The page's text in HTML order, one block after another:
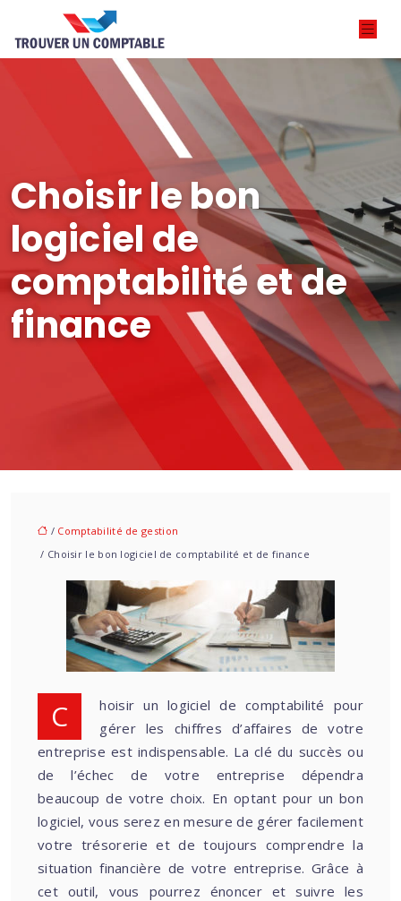
Choisir le bon
logiciel de
comptabilité et de
finance
/ Comptabilité de gestion
/ Choisir le bon logiciel de comptabilité et de finance
Choisir un logiciel de comptabilité pour
gérer les chiffres d’affaires de votre
entreprise est indispensable. La clé du succès ou
de l’échec de votre entreprise dépendra
beaucoup de votre choix. En optant pour un bon
logiciel, vous serez en mesure de gérer facilement
votre trésorerie et de toujours comprendre la
situation financière de votre entreprise. Grâce à
cet outil, vous pourrez énoncer et suivre les